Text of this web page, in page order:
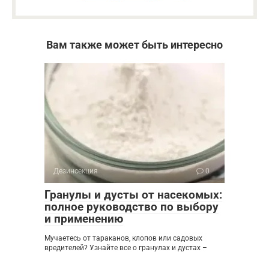
Вам также может быть интересно
Дезинсекция 0
Гранулы и дусты от насекомых:
полное руководство по выбору
и применению
Мучаетесь от тараканов, клопов или садовых
вредителей? Узнайте все о гранулах и дустах –